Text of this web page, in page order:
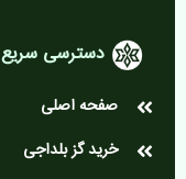
دسترسی سریع
صفحه اصلی
خرید گز بلداجی